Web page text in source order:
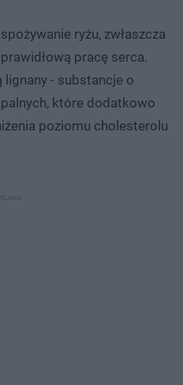
ryżu, zwłaszcza
pracę serca.
lignany - substancje o
które dodatkowo
poziomu cholesterolu